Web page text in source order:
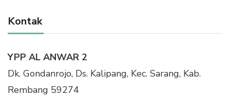
Kontak
YPP AL ANWAR 2
Dk. Gondanrojo, Ds. Kalipang, Kec. Sarang, Kab.
Rembang 59274